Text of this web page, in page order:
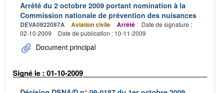
Arrêté du 2 octobre 2009 portant nomination à la
Commission nationale de prévention des nuisances
DEVA0922087A Aviation civile Arrêté
Date de signature :
02-10-2009
Date de publication : 10-11-2009
Document principal
Signé le : 01-10-2009